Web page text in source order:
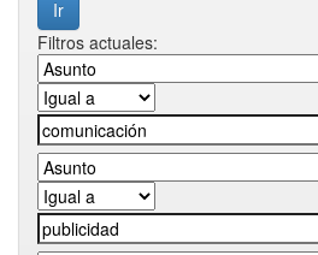
Filtros actuales: